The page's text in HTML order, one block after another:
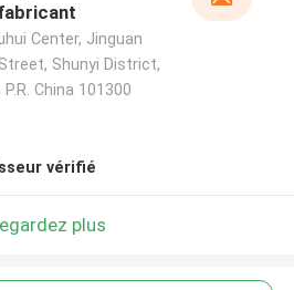
Center, Jinguan
Shunyi District,
P.R. China 101300
vérifié
plus